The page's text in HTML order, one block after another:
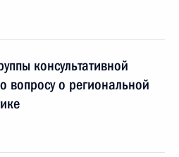
консультативной
вопросу о региональной